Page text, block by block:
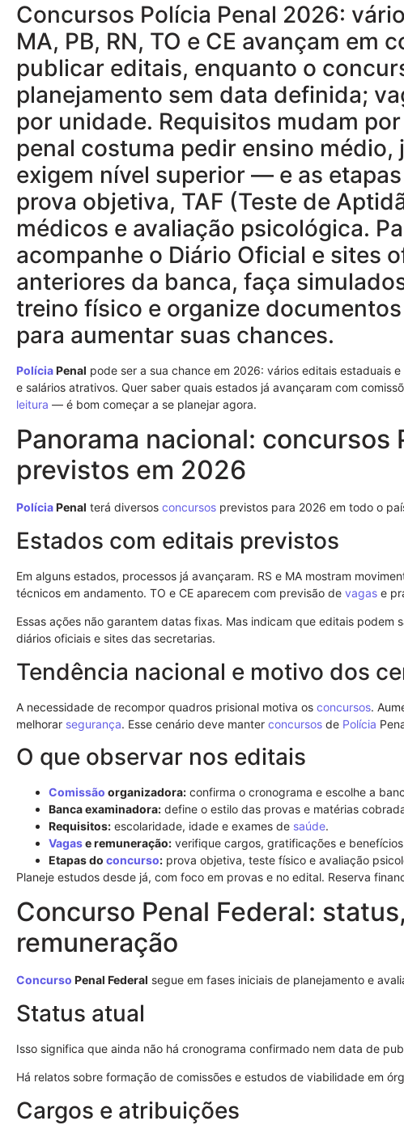
Concursos Polícia Penal 2026:
MA, PB, RN, TO e CE avançam em
publicar editais, enquanto o
planejamento sem data definida;
por unidade. Requisitos mudam
penal costuma pedir ensino médio,
exigem nível superior — e as
prova objetiva, TAF (Teste de
médicos e avaliação psicológica.
acompanhe o Diário Oficial e sites
anteriores da banca, faça
treino físico e organize
para aumentar suas chances.
PolíciaPenal pode ser a sua chance em 2026: vários editais estaduais
e salários atrativos. Quer saber quais estados já avançaram com
leitura — é bom começar a se planejar agora.
Panorama nacional: concursos
previstos em 2026
PolíciaPenal terá diversos concursos previstos para 2026 em todo o
Estados com editais previstos
Em alguns estados, processos já avançaram. RS e MA mostram
técnicos em andamento. TO e CE aparecem com previsão de vagas e
Essas ações não garantem datas fixas. Mas indicam que editais podem
diários oficiais e sites das secretarias.
Tendência nacional e motivo dos
A necessidade de recompor quadros prisional motiva os concursos.
melhorar segurança. Esse cenário deve manter concursos de Polícia
O que observar nos editais
Comissão organizadora: confirma o cronograma e escolhe a
Banca examinadora: define o estilo das provas e matérias
Requisitos: escolaridade, idade e exames de saúde.
Vagase remuneração: verifique cargos, gratificações e
Etapas do concurso: prova objetiva, teste físico e avaliação
Planeje estudos desde já, com foco em provas e no edital. Reserva
Concurso Penal Federal:
remuneração
Concurso Penal Federal segue em fases iniciais de planejamento e
Status atual
Isso significa que ainda não há cronograma confirmado nem data de
Há relatos sobre formação de comissões e estudos de viabilidade em
Cargos e atribuições